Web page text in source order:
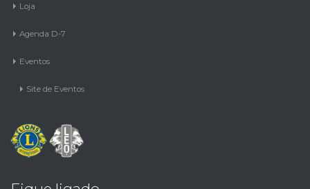
Loja
Agenda D-7
Eventos
Site de Eventos